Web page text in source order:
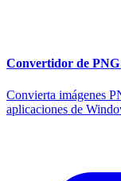
Convertidor de
Convierta imágenes
aplicaciones de